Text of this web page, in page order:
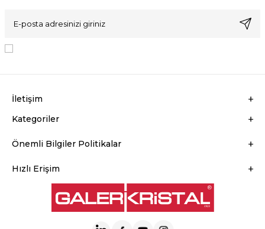
İletişim
Kategoriler
Önemli Bilgiler Politikalar
Hızlı Erişim